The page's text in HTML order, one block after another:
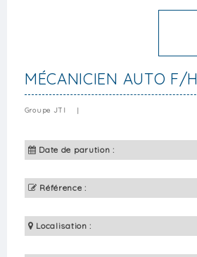
MÉCANICIEN AUTO F/H
Groupe JTI |
Date de parution :
Référence :
Localisation :